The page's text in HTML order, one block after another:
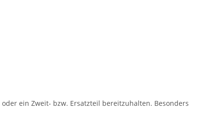
ein Zweit- bzw. Ersatzteil bereitzuhalten. Besonders